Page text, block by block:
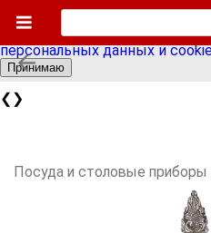
Мы используем cookies
сайта и персонализации.
вы соглашаетесь с нашей
персональных данных и
Принимаю
❮ ❯
Посуда и столовые приборы